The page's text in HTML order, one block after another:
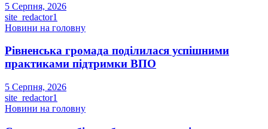
5 Серпня, 2026
site_redactor1
Новини на головну
Рівненська громада поділилася успішними
практиками підтримки ВПО
5 Серпня, 2026
site_redactor1
Новини на головну